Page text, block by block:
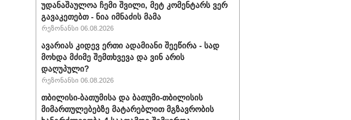
უდანაშაულოა ჩემი შვილი, მეტ კომენტარს ვერ
გავაკეთებთ - ნია იმნაძის მამა
რეზონანსი 06.08.2026
ავარიას კიდევ ერთი ადამიანი შეეწირა - სად
მოხდა მძიმე შემთხვევა და ვინ არის
დაღუპული?
რეზონანსი 06.08.2026
თბილისი-ბათუმისა და ბათუმი-თბილისის
მიმართულებებზე მატარებლით მგზავრობის